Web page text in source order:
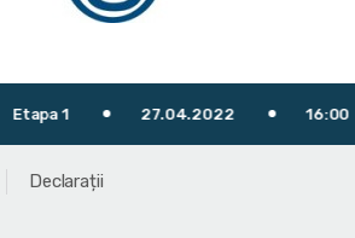
27.04.2022 16:00
Declarații